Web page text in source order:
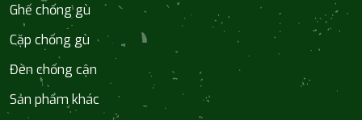
Ghế chống gù
Cặp chống gù
Đèn chống cận
Sản phẩm khác